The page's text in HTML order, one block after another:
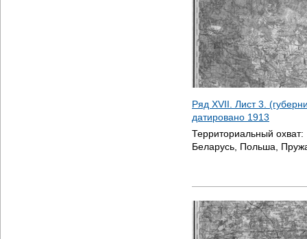
Ряд XVII. Лист 3.
датировано 1913
Территориальный охват:
Беларусь, Польша,